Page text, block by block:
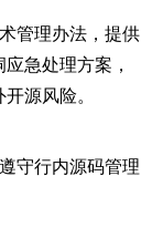
管理办法，提供
急处理方案，
源风险。
守行内源码管理